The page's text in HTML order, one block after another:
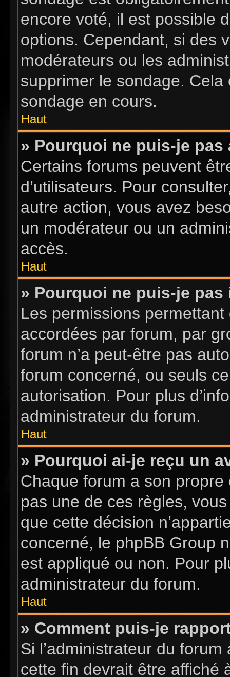
encore voté, il est possible
options. Cependant, si des
modérateurs ou les
supprimer le sondage. Cela
sondage en cours.
Haut
» Pourquoi ne puis-je
Certains forums peuvent
d’utilisateurs. Pour
autre action, vous avez
un modérateur ou un
accès.
Haut
» Pourquoi ne puis-je
Les permissions
accordées par forum, par
forum n’a peut-être pas
forum concerné, ou seuls
autorisation. Pour plus
administrateur du forum.
Haut
» Pourquoi ai-je reçu un
Chaque forum a son
pas une de ces règles,
que cette décision
concerné, le phpBB Group
est appliqué ou non. Pour
administrateur du forum.
Haut
» Comment puis-je
Si l’administrateur du
cette fin devrait être affiché